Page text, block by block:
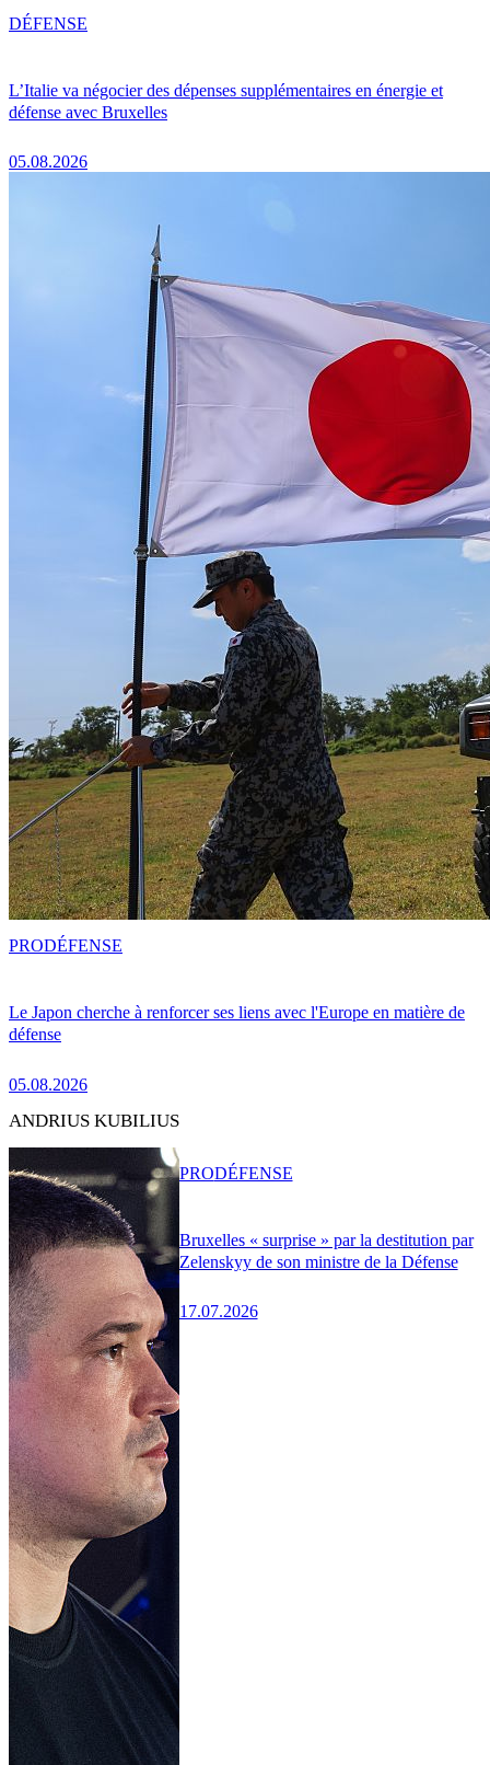
L’Italie va négocier des dépenses supplémentaires en énergie et
défense avec Bruxelles
05.08.2026
DÉFENSE
Le Japon cherche à renforcer ses liens avec l'Europe en matière de
défense
05.08.2026
PRODÉFENSE
ANDRIUS KUBILIUS
Bruxelles « surprise » par la destitution par
Zelenskyy de son ministre de la Défense
17.07.2026
PRODÉFENSE